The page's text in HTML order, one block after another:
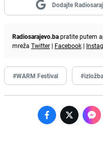
Dodajte
Radiosarajevo.bapratite putem
mreža Twitter | Facebook |
#WARM Festival #izložba